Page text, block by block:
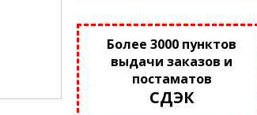
Более 3000 пунктов
выдачи заказов и
постаматов
СДЭК